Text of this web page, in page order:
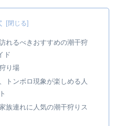
れるべきおすすめの潮干狩
ド
り場
トンボロ現象が楽しめる人
族連れに人気の潮干狩りス